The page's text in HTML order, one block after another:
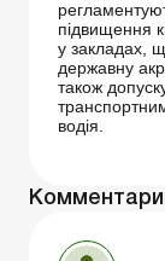
підвищення
у закладах,
державну
також
водія.